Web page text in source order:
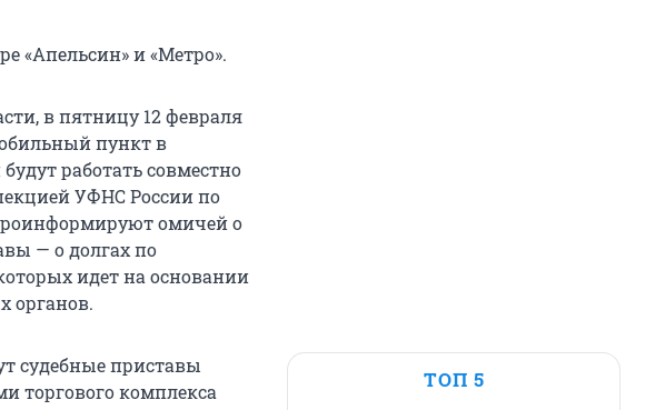
«Апельсин» и «Метро».
в пятницу 12 февраля
пункт в
работать совместно
УФНС России по
омичей о
— о долгах по
идет на основании
органов.
судебные приставы
торгового комплекса
ТОП 5